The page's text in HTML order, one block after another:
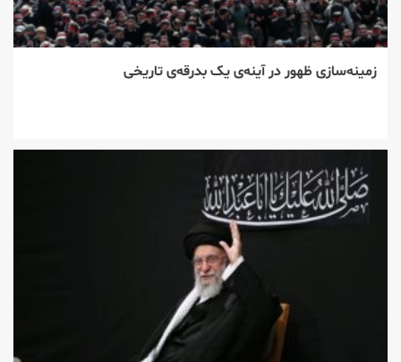
زمینه‌سازی ظهور در آینه‌ی یک بدرقه‌ی تاریخی